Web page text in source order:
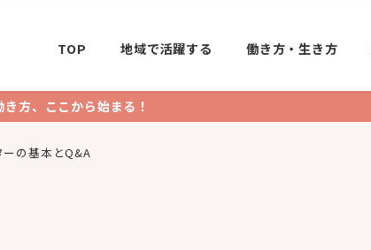
TOP 地域で活躍する 働き方・生き方
方、ここから始まる！
ーの基本とQ&A